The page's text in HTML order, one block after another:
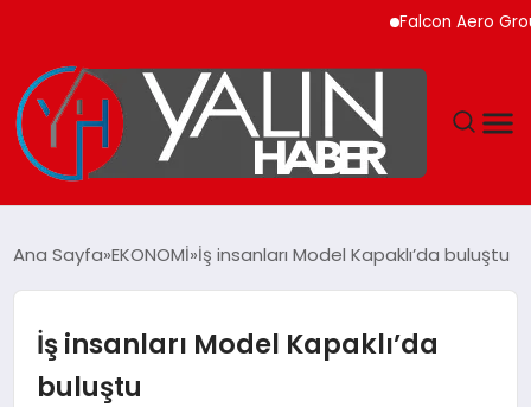
Falcon Aero Group,
SPOR
DÜNYA
Ana Sayfa EKONOMİ İş insanları Model Kapaklı’da buluştu
İş insanları Model Kapaklı’da
buluştu